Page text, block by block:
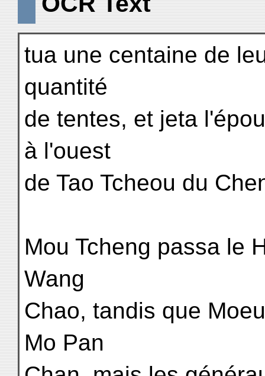
tua une centaine de
quantité
de tentes, et jeta
à l'ouest
de Tao Tcheou du
Mou Tcheng passa le
Wang
Chao, tandis que
Mo Pan